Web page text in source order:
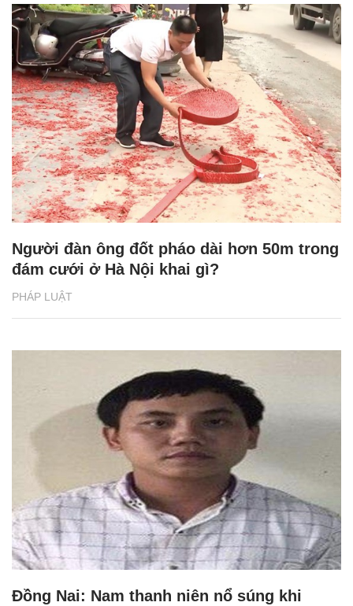
PHÁP LUẬT
Người đàn ông đốt pháo dài hơn 50m trong
đám cưới ở Hà Nội khai gì?
Đồng Nai: Nam thanh niên nổ súng khi